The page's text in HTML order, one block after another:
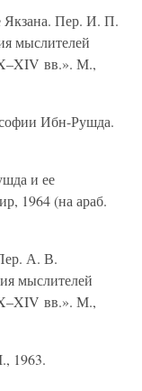
Якзана. Пер. И. П.
мыслителей
вв.». М.,
Ибн-Рушда.
и ее
1964 (на араб.
А. В.
мыслителей
вв.». М.,
1963.